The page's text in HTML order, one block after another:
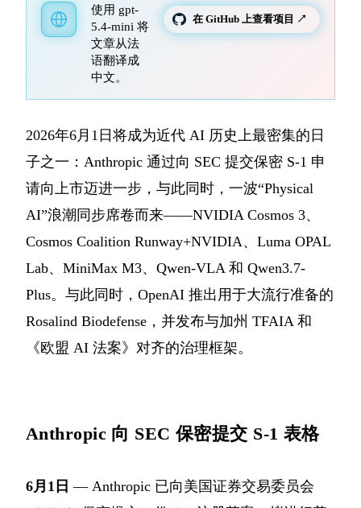
使用 gpt-
5.4-mini 将
文章从法
语翻译成
中文。
在 GitHub 上查看项目 ↗
2026年6月1日将成为近代 AI 历史上最密集的日
子之一：Anthropic 通过向 SEC 提交保密 S-1 申
请向上市迈进一步，与此同时，一波“Physical
AI”浪潮同步席卷而来——NVIDIA Cosmos 3、
Cosmos Coalition Runway+NVIDIA、Luma OPAL
Lab、MiniMax M3、Qwen-VLA 和 Qwen3.7-
Plus。与此同时，OpenAI 推出用于大流行准备的
Rosalind Biodefense，并发布与加州 TFAIA 和
《欧盟 AI 法案》对齐的治理框架。
Anthropic 向 SEC 保密提交 S-1 表格
6月1日 — Anthropic 已向美国证券交易委员会